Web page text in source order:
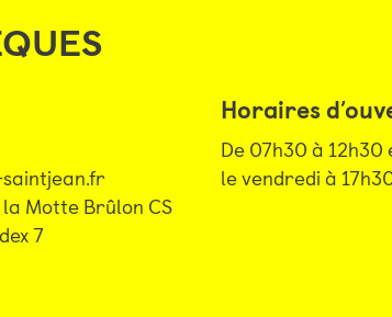
saintjean.fr
Motte Brûlon CS
7
Horaires
De 07h30 à 12h30
le vendredi à